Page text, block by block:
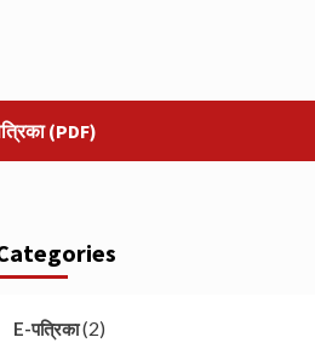
(PDF)
E-पत्रिका(2)